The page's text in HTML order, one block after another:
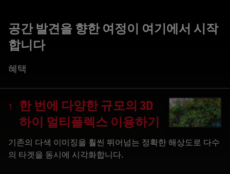
공간 발견을 향한 여정이 여기에서 시작
합니다
혜택
1
한 번에 다양한 규모의 3D
하이 멀티플렉스 이용하기
기존의 다색 이미징을 훨씬 뛰어넘는 정확한 해상도로 다수
의 타겟을 동시에 시각화합니다.